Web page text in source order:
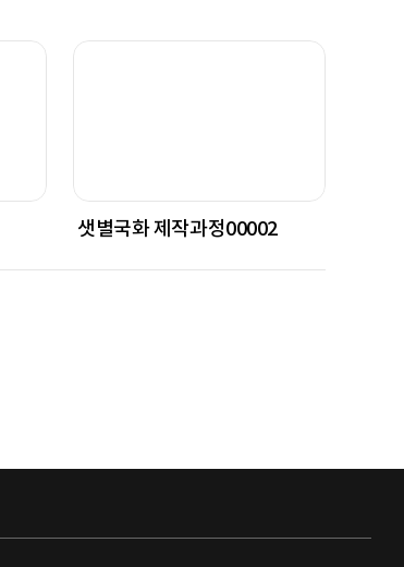
샛별국화 제작과정00002